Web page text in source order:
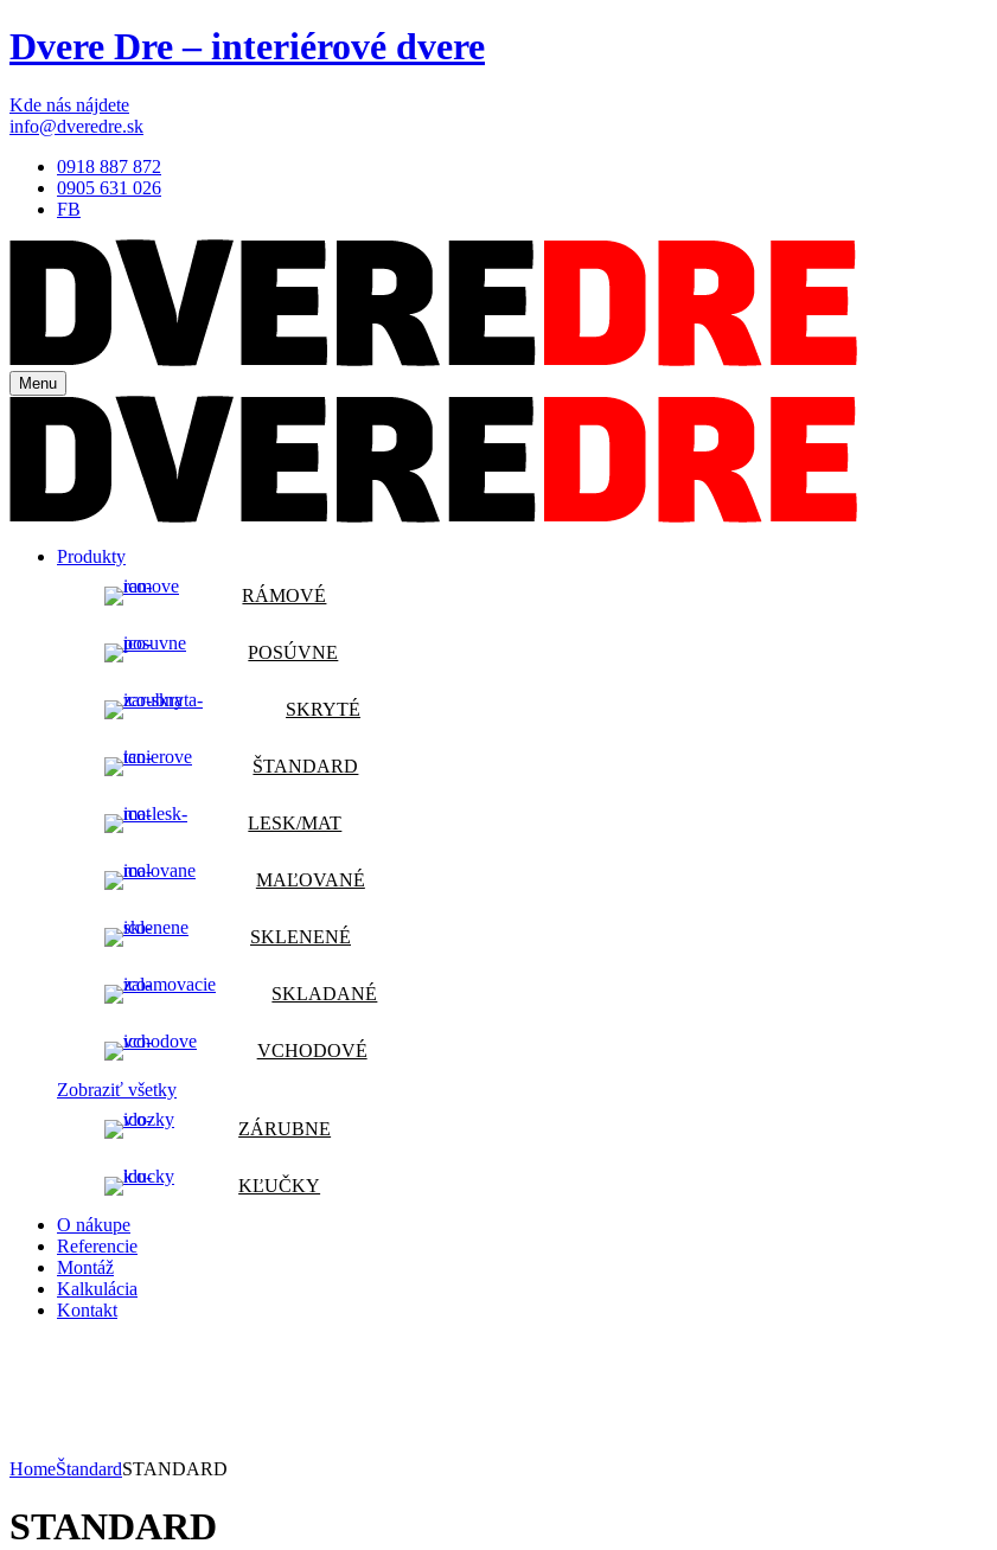
Dvere Dre – interiérové dvere
Kde nás nájdete
info@dveredre.sk
0918 887 872
0905 631 026
FB
Menu
Produkty
RÁMOVÉ
POSÚVNE
SKRYTÉ
ŠTANDARD
LESK/MAT
MAĽOVANÉ
SKLENENÉ
SKLADANÉ
VCHODOVÉ
Zobraziť všetky
ZÁRUBNE
KĽUČKY
O nákupe
Referencie
Montáž
Kalkulácia
Kontakt
HomeŠtandardSTANDARD
STANDARD